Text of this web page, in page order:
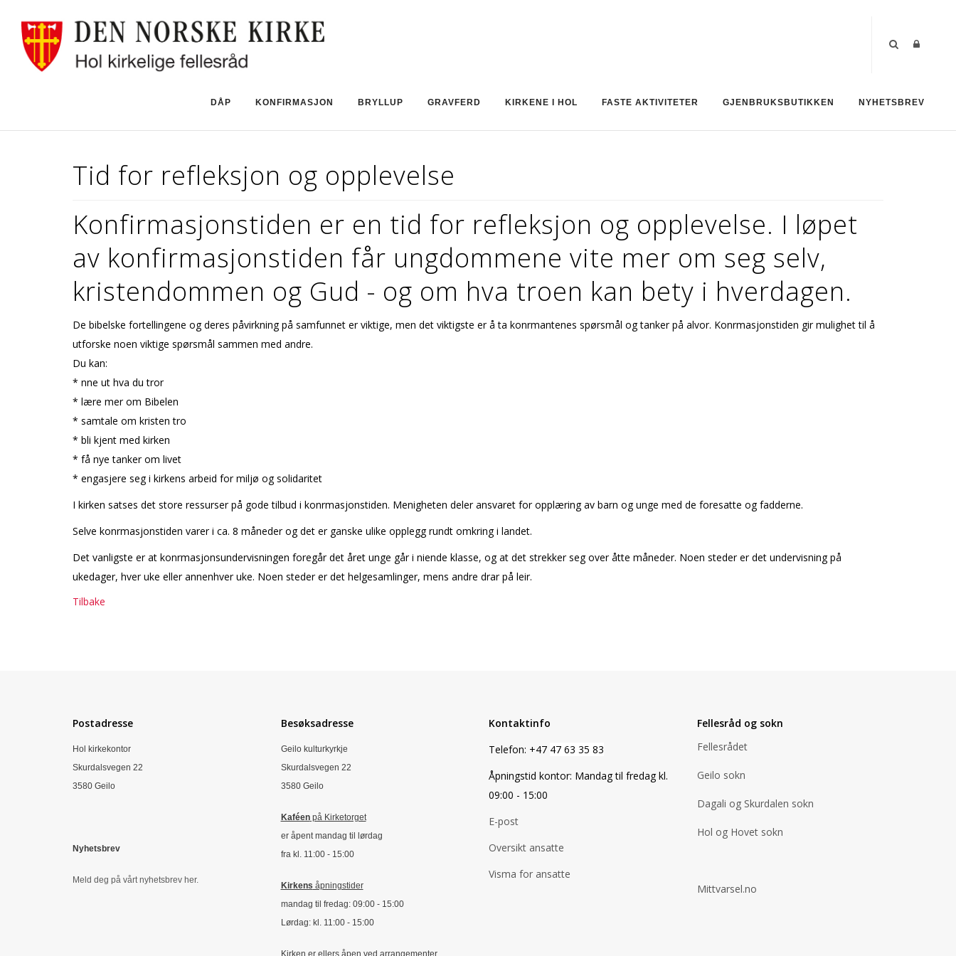
DÅP KONFIRMASJON BRYLLUP GRAVFERD KIRKENE I HOL FASTE AKTIVITETER GJENBRUKSBUTIKKEN NYHETSBREV
Tid for refleksjon og opplevelse
Konfirmasjonstiden er en tid for refleksjon og opplevelse. I løpet
av konfirmasjonstiden får ungdommene vite mer om seg selv,
kristendommen og Gud - og om hva troen kan bety i hverdagen.
De bibelske fortellingene og deres påvirkning på samfunnet er viktige, men det viktigste er å ta konfirmantenes spørsmål og tanker på alvor. Konfirmasjonstiden gir mulighet til å
utforske noen viktige spørsmål sammen med andre.
Du kan:
* finne ut hva du tror
* lære mer om Bibelen
* samtale om kristen tro
* bli kjent med kirken
* få nye tanker om livet
* engasjere seg i kirkens arbeid for miljø og solidaritet
I kirken satses det store ressurser på gode tilbud i konfirmasjonstiden. Menigheten deler ansvaret for opplæring av barn og unge med de foresatte og fadderne.
Selve konfirmasjonstiden varer i ca. 8 måneder og det er ganske ulike opplegg rundt omkring i landet.
Det vanligste er at konfirmasjonsundervisningen foregår det året unge går i niende klasse, og at det strekker seg over åtte måneder. Noen steder er det undervisning på
ukedager, hver uke eller annenhver uke. Noen steder er det helgesamlinger, mens andre drar på leir.
Tilbake
Postadresse
Hol kirkekontor
Skurdalsvegen 22
3580 Geilo
Nyhetsbrev
Meld deg på vårt nyhetsbrev her.
Besøksadresse
Geilo kulturkyrkje
Skurdalsvegen 22
3580 Geilo
Kaféenpå Kirketorget
er åpent mandag til lørdag
fra kl. 11:00 - 15:00
Kirkens åpningstider
mandag til fredag: 09:00 - 15:00
Lørdag: kl. 11:00 - 15:00
Kirken er ellers åpen ved arrangementer.
Kontaktinfo
Telefon: +47 47 63 35 83
Åpningstid kontor: Mandag til fredag kl.
09:00 - 15:00
E-post
Oversikt ansatte
Visma for ansatte
Fellesråd og sokn
Fellesrådet
Geilo sokn
Dagali og Skurdalen sokn
Hol og Hovet sokn
Mittvarsel.no